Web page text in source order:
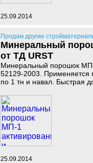
25.09.2014
Продам другие
Минеральный
от ТД URST
Минеральный порошок
52129-2003. Применяется
по 1 тн и навал. Быстрая
25.09.2014